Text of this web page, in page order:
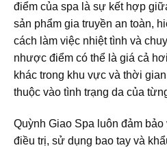
điểm của spa là sự kết hợp
sản phẩm gia truyền an toàn,
cách làm việc nhiệt tình và
nhược điểm có thể là giá cả
khác trong khu vực và thời
thuộc vào tình trạng da của
Quỳnh Giao Spa luôn đảm
điều trị, sử dụng bao tay và